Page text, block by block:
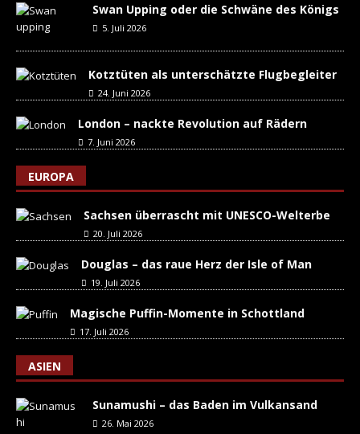
Swan Upping oder die Schwäne des Königs
5. Juli 2026
Kotztüten als unterschätzte Flugbegleiter
24. Juni 2026
London – nackte Revolution auf Rädern
7. Juni 2026
EUROPA
Sachsen überrascht mit UNESCO-Welterbe
20. Juli 2026
Douglas – das raue Herz der Isle of Man
19. Juli 2026
Magische Puffin-Momente in Schottland
17. Juli 2026
ASIEN
Sunamushi – das Baden im Vulkansand
26. Mai 2026